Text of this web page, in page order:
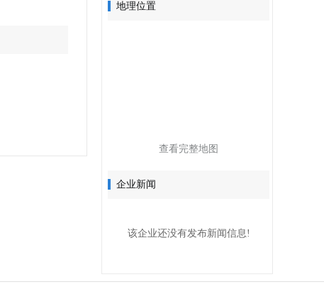
地理位置
查看完整地图
企业新闻
该企业还没有发布新闻信息!